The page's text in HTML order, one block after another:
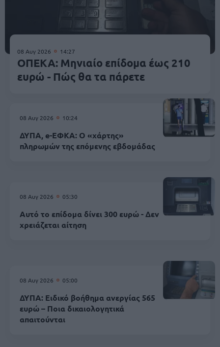
08 Αυγ 2026 14:27
ΟΠΕΚΑ: Μηνιαίο επίδομα έως 210
ευρώ - Πώς θα τα πάρετε
08 Αυγ 2026 10:24
ΔΥΠΑ, e-ΕΦΚΑ: Ο «χάρτης»
πληρωμών της επόμενης εβδομάδας
08 Αυγ 2026 05:30
Αυτό το επίδομα δίνει 300 ευρώ - Δεν
χρειάζεται αίτηση
08 Αυγ 2026 05:00
ΔΥΠΑ: Ειδικό βοήθημα ανεργίας 565
ευρώ – Ποια δικαιολογητικά
απαιτούνται